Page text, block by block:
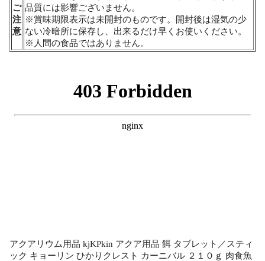
ご
注
意
品質には影響ございません。
※賞味期限表示は未開封のものです。開封後は湿気の少
ない冷暗所に保存し、出来るだけ早くお使いください。
※人間の食品ではありません。
アクアリウム用品 kjKPkin アクア用品 餌 タブレット／スティ
ック キョーリン ひかりクレスト カーニバル ２１０ｇ 肉食魚